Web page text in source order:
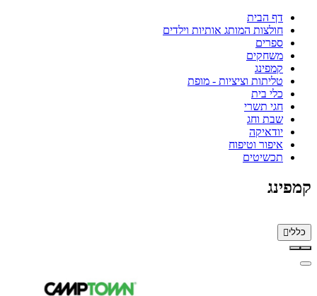
דף הבית
חולצות המותג אותיות וילדים
ספרים
משחקים
קמפינג
טליתות וציציות - מופת
כלי בית
חגי תשרי
שבת וחג
יודאיקה
איפור וטיפוח
תכשיטים
קמפינג
כללי